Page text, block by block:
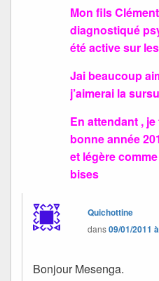
Mon fils
diagnostiqué
été active sur
Jai beaucoup
j’aimerai la
En attendant ,
bonne année
et légère
bises
Quichottine
dans09/01/2011
Bonjour Mesenga.